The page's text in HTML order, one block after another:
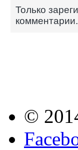
Только
комментарии.
©